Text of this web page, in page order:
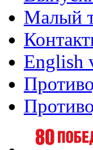
Малый
English